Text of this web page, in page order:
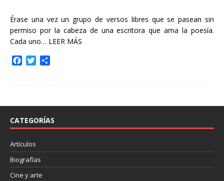
Érase una vez un grupo de versos libres que se pasean sin
permiso por la cabeza de una escritora que ama la poesía.
Cada uno… LEER MÁS
o
k
T
r
t
i
CATEGORÍAS
Artículos
Biografías
Cine y arte